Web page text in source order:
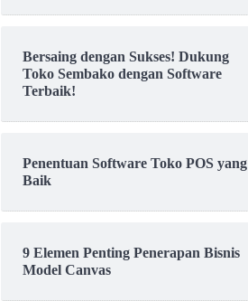
Bersaing dengan Sukses! Dukung
Toko Sembako dengan Software
Terbaik!
Penentuan Software Toko POS yang
Baik
9 Elemen Penting Penerapan Bisnis
Model Canvas